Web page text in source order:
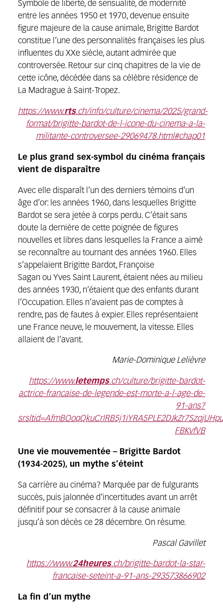
Symbole de liberté, de sensualité, de modernité
entre les années 1950 et 1970, devenue ensuite
figure majeure de la cause animale, Brigitte Bardot
constitue l’une des personnalités françaises les plus
influentes du XXe siècle, autant admirée que
controversée. Retour sur cinq chapitres de la vie de
cette icône, décédée dans sa célèbre résidence de
La Madrague à Saint-Tropez.
https://www.rts.ch/info/culture/cinema/2025/grand-
format/brigitte-bardot-de-l-icone-du-cinema-a-la-
militante-controversee-29069478.html#chap01
Le plus grand sex-symbol du cinéma français
vient de disparaître
Avec elle disparaît l’un des derniers témoins d’un
âge d’or: les années 1960, dans lesquelles Brigitte
Bardot se sera jetée à corps perdu. C’était sans
doute la dernière de cette poignée de figures
nouvelles et libres dans lesquelles la France a aimé
se reconnaître au tournant des années 1960. Elles
s’appelaient Brigitte Bardot, Françoise
Sagan ou Yves Saint Laurent, étaient nées au milieu
des années 1930, n’étaient que des enfants durant
l’Occupation. Elles n’avaient pas de comptes à
rendre, pas de fautes à expier. Elles représentaient
une France neuve, le mouvement, la vitesse. Elles
allaient de l’avant.
Marie-Dominique Lelièvre
https://www.letemps.ch/culture/brigitte-bardot-
actrice-francaise-de-legende-est-morte-a-l-age-de-
91-ans?
FBKvfVB
Une vie mouvementée – Brigitte Bardot
(1934-2025), un mythe s’éteint
Sa carrière au cinéma? Marquée par de fulgurants
succès, puis jalonnée d’incertitudes avant un arrêt
définitif pour se consacrer à la cause animale
jusqu’à son décès ce 28 décembre. On résume.
Pascal Gavillet
https://www.24heures.ch/brigitte-bardot-la-star-
francaise-seteint-a-91-ans-293573866902
La fin d’un mythe